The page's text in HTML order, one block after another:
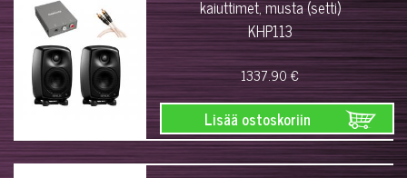
kaiuttimet, musta (setti)
KHP113
1337.90 €
Lisää ostoskoriin